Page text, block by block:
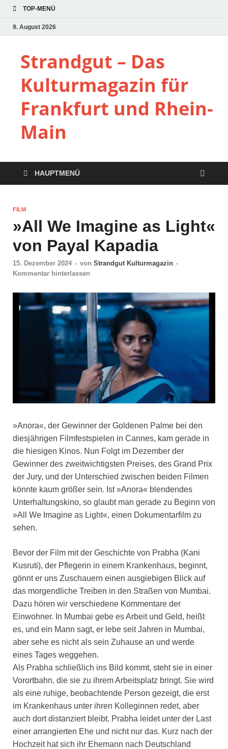
TOP-MENÜ
9. August 2026
Strandgut – Das
Kulturmagazin für
Frankfurt und Rhein-
Main
HAUPTMENÜ
FILM
»All We Imagine as Light«
von Payal Kapadia
15. Dezember 2024 - von Strandgut Kulturmagazin -
Kommentar hinterlassen
»Anora«, der Gewinner der Goldenen Palme bei den
diesjährigen Filmfestspielen in Cannes, kam gerade in
die hiesigen Kinos. Nun Folgt im Dezember der
Gewinner des zweitwichtigsten Preises, des Grand Prix
der Jury, und der Unterschied zwischen beiden Filmen
könnte kaum größer sein. Ist »Anora« blendendes
Unterhaltungskino, so glaubt man gerade zu Beginn von
»All We Imagine as Light«, einen Dokumentarfilm zu
sehen.
Bevor der Film mit der Geschichte von Prabha (Kani
Kusruti), der Pflegerin in einem Krankenhaus, beginnt,
gönnt er uns Zuschauern einen ausgiebigen Blick auf
das morgendliche Treiben in den Straßen von Mumbai.
Dazu hören wir verschiedene Kommentare der
Einwohner. In Mumbai gebe es Arbeit und Geld, heißt
es, und ein Mann sagt, er lebe seit Jahren in Mumbai,
aber sehe es nicht als sein Zuhause an und werde
eines Tages weggehen.
Als Prabha schließlich ins Bild kommt, steht sie in einer
Vorortbahn, die sie zu ihrem Arbeitsplatz bringt. Sie wird
als eine ruhige, beobachtende Person gezeigt, die erst
im Krankenhaus unter ihren Kolleginnen redet, aber
auch dort distanziert bleibt. Prabha leidet unter der Last
einer arrangierten Ehe und nicht nur das. Kurz nach der
Hochzeit hat sich ihr Ehemann nach Deutschland